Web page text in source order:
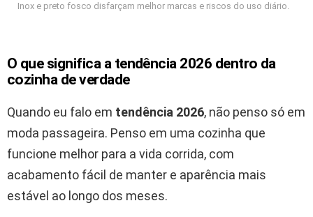
Inox e preto fosco disfarçam melhor marcas e riscos do uso diário.
O que significa a tendência 2026 dentro da
cozinha de verdade
Quando eu falo em tendência 2026, não penso só em
moda passageira. Penso em uma cozinha que
funcione melhor para a vida corrida, com
acabamento fácil de manter e aparência mais
estável ao longo dos meses.